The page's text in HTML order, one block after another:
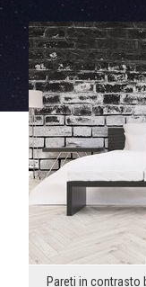
Pareti in contrasto